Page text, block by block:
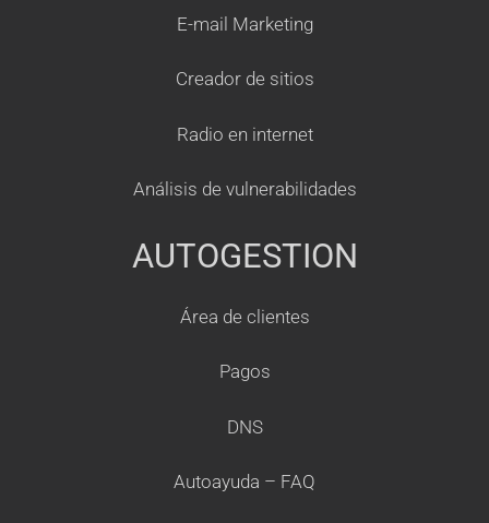
E-mail Marketing
Creador de sitios
Radio en internet
Análisis de vulnerabilidades
AUTOGESTION
Área de clientes
Pagos
DNS
Autoayuda – FAQ